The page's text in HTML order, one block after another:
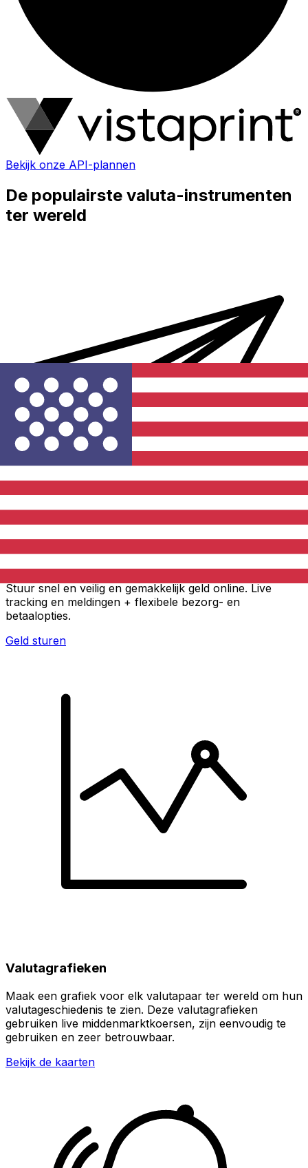
Bekijk onze API-plannen
De populairste valuta-instrumenten
ter wereld
Stuur snel en veilig en gemakkelijk geld online. Live
tracking en meldingen + flexibele bezorg- en
betaalopties.
Geld sturen
Valutagrafieken
Maak een grafiek voor elk valutapaar ter wereld om hun
valutageschiedenis te zien. Deze valutagrafieken
gebruiken live middenmarktkoersen, zijn eenvoudig te
gebruiken en zeer betrouwbaar.
Bekijk de kaarten